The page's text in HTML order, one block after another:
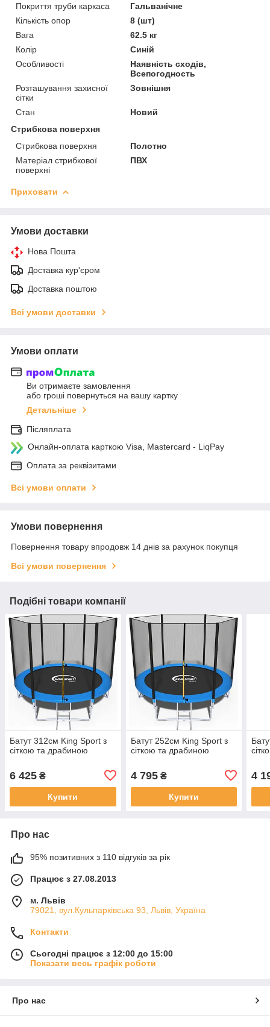
Покриття труби каркаса
Гальванічне
Кількість опор
8 (шт)
Вага
62.5 кг
Колір
Синій
Особливості
Наявність сходів,
Всепогодность
Розташування захисної
сітки
Зовнішня
Стан
Новий
Стрибкова поверхня
Стрибкова поверхня
Полотно
Матеріал стрибкової
поверхні
ПВХ
Приховати
Умови доставки
Нова Пошта
Доставка кур'єром
Доставка поштою
Всі умови доставки
Умови оплати
Ви отримаєте замовлення
або гроші повернуться на вашу картку
Детальніше
Післяплата
Онлайн-оплата карткою Visa, Mastercard - LiqPay
Оплата за реквізитами
Всі умови оплати
Умови повернення
Повернення товару впродовж 14 днів за рахунок покупця
Всі умови повернення
Подібні товари компанії
Батут 312см King Sport з
сіткою та драбиною
6 425 ₴
Купити
Батут 252см King Sport з
сіткою та драбиною
4 795₴
Купити
4
Про нас
95% позитивних з 110 відгуків за рік
Працює з 27.08.2013
м. Львів
79021, вул.Кульпарківська 93, Львів, Україна
Контакти
Сьогодні працює з 12:00 до 15:00
Показати весь графік роботи
Про нас